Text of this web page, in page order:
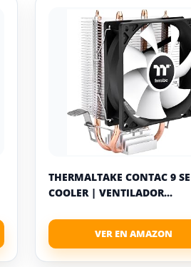
THERMALTAKE CONTAC 9
COOLER | VENTILADOR...